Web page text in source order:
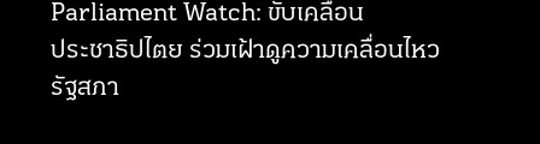
Parliament Watch: ขับเคลื่อน
ประชาธิปไตย ร่วมเฝ้าดูความเคลื่อนไหว
รัฐสภา